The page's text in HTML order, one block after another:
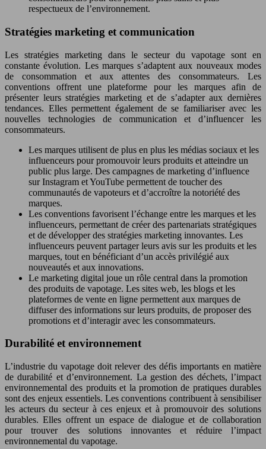
respectueux de l’environnement.
Stratégies marketing et communication
Les stratégies marketing dans le secteur du vapotage sont en
constante évolution. Les marques s’adaptent aux nouveaux modes
de consommation et aux attentes des consommateurs. Les
conventions offrent une plateforme pour les marques afin de
présenter leurs stratégies marketing et de s’adapter aux dernières
tendances. Elles permettent également de se familiariser avec les
nouvelles technologies de communication et d’influencer les
consommateurs.
Les marques utilisent de plus en plus les médias sociaux et les
influenceurs pour promouvoir leurs produits et atteindre un
public plus large. Des campagnes de marketing d’influence
sur Instagram et YouTube permettent de toucher des
communautés de vapoteurs et d’accroître la notoriété des
marques.
Les conventions favorisent l’échange entre les marques et les
influenceurs, permettant de créer des partenariats stratégiques
et de développer des stratégies marketing innovantes. Les
influenceurs peuvent partager leurs avis sur les produits et les
marques, tout en bénéficiant d’un accès privilégié aux
nouveautés et aux innovations.
Le marketing digital joue un rôle central dans la promotion
des produits de vapotage. Les sites web, les blogs et les
plateformes de vente en ligne permettent aux marques de
diffuser des informations sur leurs produits, de proposer des
promotions et d’interagir avec les consommateurs.
Durabilité et environnement
L’industrie du vapotage doit relever des défis importants en matière
de durabilité et d’environnement. La gestion des déchets, l’impact
environnemental des produits et la promotion de pratiques durables
sont des enjeux essentiels. Les conventions contribuent à sensibiliser
les acteurs du secteur à ces enjeux et à promouvoir des solutions
durables. Elles offrent un espace de dialogue et de collaboration
pour trouver des solutions innovantes et réduire l’impact
environnemental du vapotage.